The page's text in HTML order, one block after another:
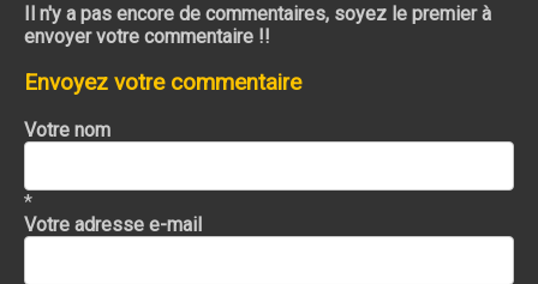
Il n'y a pas encore de commentaires, soyez le premier à
envoyer votre commentaire !!
Envoyez votre commentaire
Votre nom
*
Votre adresse e-mail